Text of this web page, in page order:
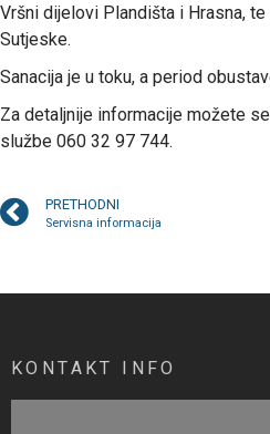
Vršni dijelovi Plandišta i Hrasna,
Sutjeske.
Sanacija je u toku, a period
Za detaljnije informacije možete
službe 060 32 97 744.
PRETHODNI
Servisna informacija
KONTAKT INFO